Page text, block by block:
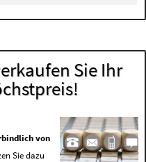
Sie Ihr
von
Sie dazu